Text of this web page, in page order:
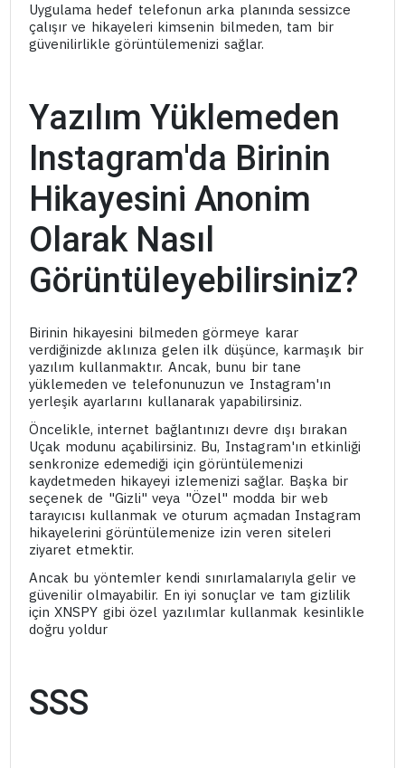
Uygulama hedef telefonun arka planında sessizce
çalışır ve hikayeleri kimsenin bilmeden, tam bir
güvenilirlikle görüntülemenizi sağlar.
Yazılım Yüklemeden
Instagram'da Birinin
Hikayesini Anonim
Olarak Nasıl
Görüntüleyebilirsiniz?
Birinin hikayesini bilmeden görmeye karar
verdiğinizde aklınıza gelen ilk düşünce, karmaşık bir
yazılım kullanmaktır. Ancak, bunu bir tane
yüklemeden ve telefonunuzun ve Instagram'ın
yerleşik ayarlarını kullanarak yapabilirsiniz.
Öncelikle, internet bağlantınızı devre dışı bırakan
Uçak modunu açabilirsiniz. Bu, Instagram'ın etkinliği
senkronize edemediği için görüntülemenizi
kaydetmeden hikayeyi izlemenizi sağlar. Başka bir
seçenek de "Gizli" veya "Özel" modda bir web
tarayıcısı kullanmak ve oturum açmadan Instagram
hikayelerini görüntülemenize izin veren siteleri
ziyaret etmektir.
Ancak bu yöntemler kendi sınırlamalarıyla gelir ve
güvenilir olmayabilir. En iyi sonuçlar ve tam gizlilik
için XNSPY gibi özel yazılımlar kullanmak kesinlikle
doğru yoldur
SSS